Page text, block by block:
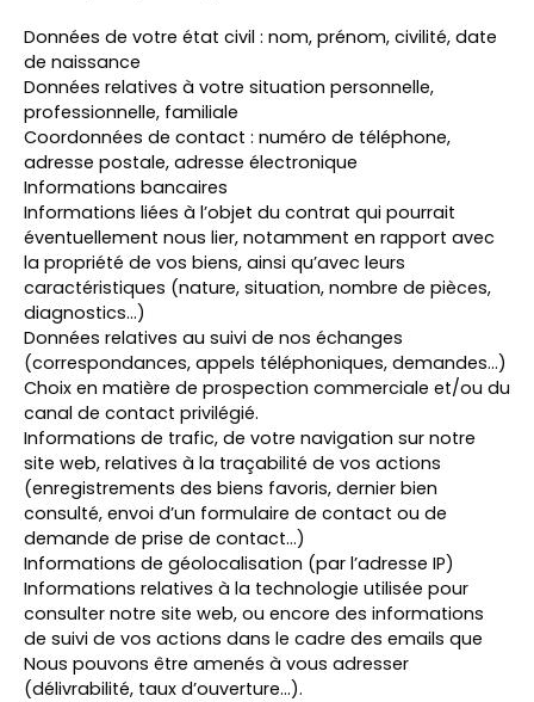
Données de votre état civil : nom, prénom, civilité, date
de naissance
Données relatives à votre situation personnelle,
professionnelle, familiale
Coordonnées de contact : numéro de téléphone,
adresse postale, adresse électronique
Informations bancaires
Informations liées à l’objet du contrat qui pourrait
éventuellement nous lier, notamment en rapport avec
la propriété de vos biens, ainsi qu’avec leurs
caractéristiques (nature, situation, nombre de pièces,
diagnostics…)
Données relatives au suivi de nos échanges
(correspondances, appels téléphoniques, demandes…)
Choix en matière de prospection commerciale et/ou du
canal de contact privilégié.
Informations de trafic, de votre navigation sur notre
site web, relatives à la traçabilité de vos actions
(enregistrements des biens favoris, dernier bien
consulté, envoi d’un formulaire de contact ou de
demande de prise de contact…)
Informations de géolocalisation (par l’adresse IP)
Informations relatives à la technologie utilisée pour
consulter notre site web, ou encore des informations
de suivi de vos actions dans le cadre des emails que
Nous pouvons être amenés à vous adresser
(délivrabilité, taux d’ouverture…).